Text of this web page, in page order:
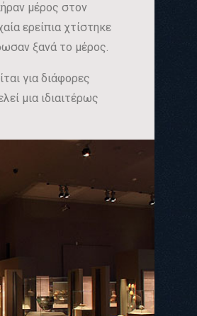
μέρος στον
ερείπια χτίστηκε
ξανά το μέρος.
για διάφορες
μια ιδιαιτέρως